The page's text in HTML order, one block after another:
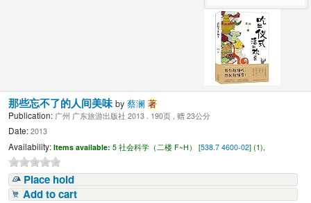
那些忘不了的人间美味by蔡澜著
Publication: 广州 广东旅游出版社 2013 . 190页 , 赠 23公分
Date: 2013
Availability: Items available: 5 社会科学（二楼 F~H） [538.7 4600-02] (1),
Place hold
Add to cart